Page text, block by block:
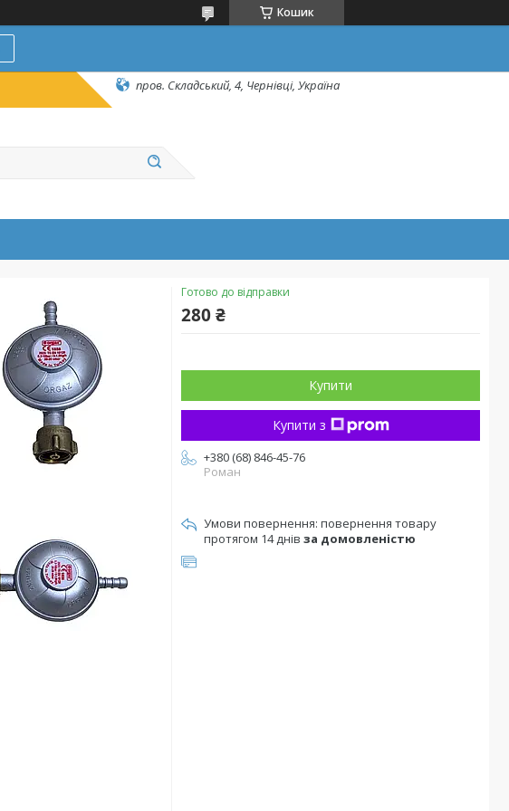
Кошик
пров. Складський, 4, Чернівці, Україна
Готово до відправки
280 ₴
Купити
Купити з
+380 (68) 846-45-76
Роман
повернення товару
протягом 14 днів за домовленістю